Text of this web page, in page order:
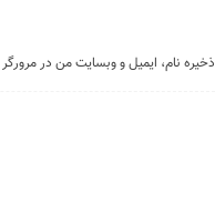
ذخیره نام، ایمیل و وبسایت من در